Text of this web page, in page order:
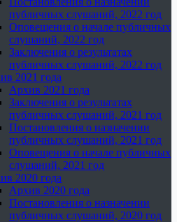
публичных слушаний, 2022 год
Оповещения о начале публичных
слушаний, 2022 год
Заключения о результатах
публичных слушаний, 2022 год
2021 года
Архив 2021 года
Заключения о результатах
публичных слушаний, 2021 год
Постановления о назначении
публичных слушаний, 2021 год
Оповещения о начале публичных
слушаний, 2021 год
2020 года
Архив 2020 года
Постановления о назначении
публичных слушаний, 2020 год